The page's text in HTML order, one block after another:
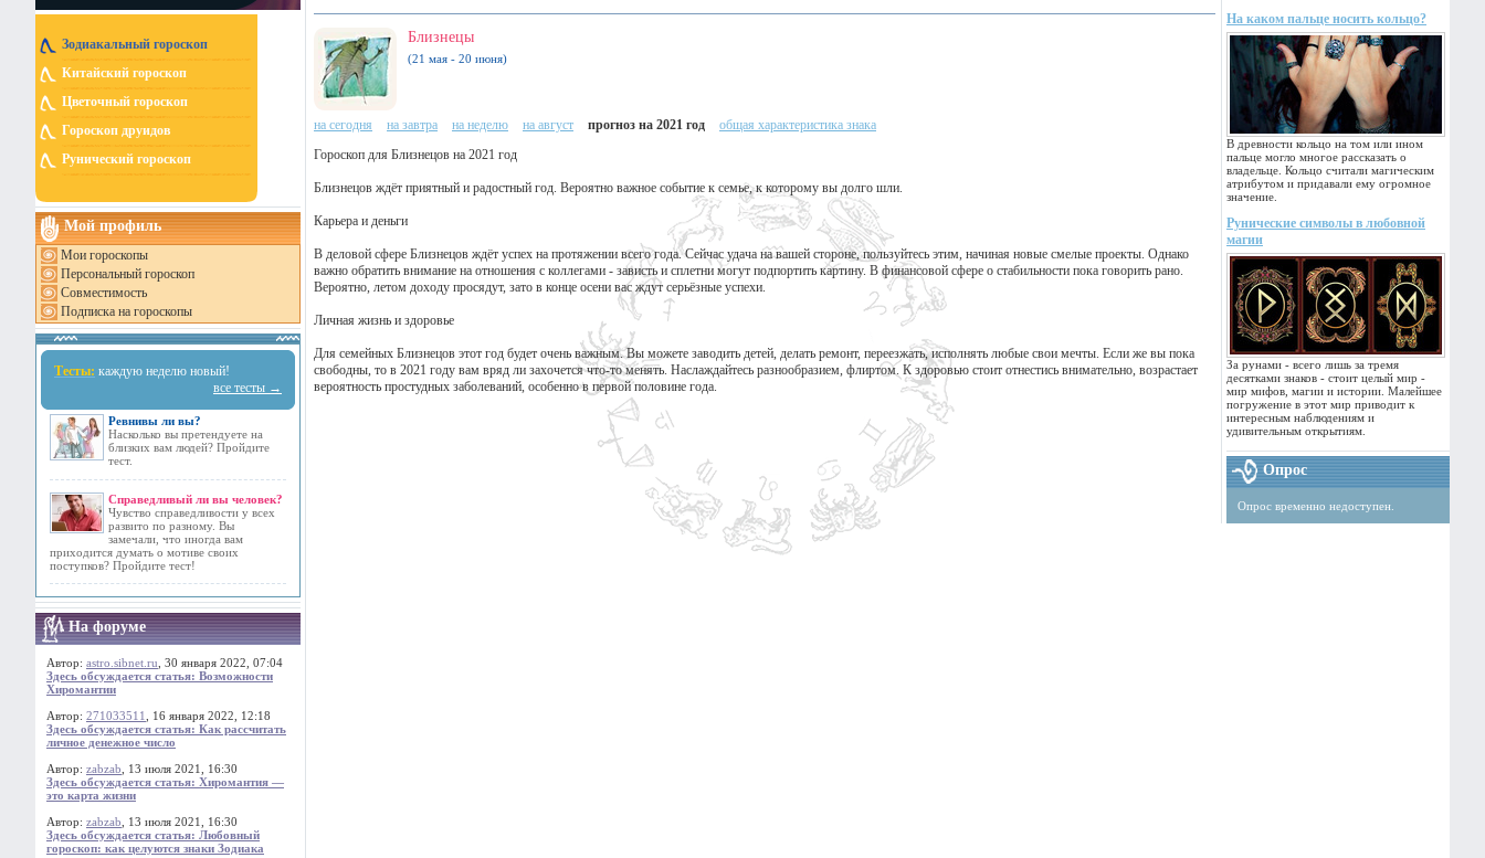
Зодиакальный гороскоп
Китайский гороскоп
Цветочный гороскоп
Гороскоп друидов
Рунический гороскоп
Мой профиль
Мои гороскопы
Персональный гороскоп
Совместимость
Подписка на гороскопы
Тесты: каждую неделю новый!
все тесты →
Ревнивы ли вы?
Насколько вы претендуете на
близких вам людей? Пройдите
тест.
Справедливый ли вы человек?
Чувство справедливости у всех
развито по разному. Вы
замечали, что иногда вам
приходится думать о мотиве своих
поступков? Пройдите тест!
На форуме
Автор: astro.sibnet.ru , 30 января 2022, 07:04
Здесь обсуждается статья: Возможности
Хиромантии
Автор: 271033511
, 16 января 2022, 12:18
Здесь обсуждается статья: Как рассчитать
личное денежное число
Автор: zabzab , 13 июля 2021, 16:30
Здесь обсуждается статья: Хиромантия —
это карта жизни
Автор: zabzab , 13 июля 2021, 16:30
Здесь обсуждается статья: Любовный
гороскоп: как целуются знаки Зодиака
На каком пальце носить кольцо?
В древности кольцо на том или ином
пальце могло многое рассказать о
владельце. Кольцо считали магическим
атрибутом и придавали ему огромное
значение.
Рунические символы в любовной
магии
За рунами - всего лишь за тремя
десятками знаков - стоит целый мир -
мир мифов, магии и истории. Малейшее
погружение в этот мир приводит к
интересным наблюдениям и
удивительным открытиям.
Опрос
Опрос временно недоступен.
Близнецы
(21 мая - 20 июня)
на сегодня на завтра на неделю на август прогноз на 2021 год
общая характеристика знака
Гороскоп для Близнецов на 2021 год
Близнецов ждёт приятный и радостный год. Вероятно важное событие к семье, к которому вы долго шли.
Карьера и деньги
В деловой сфере Близнецов ждёт успех на протяжении всего года. Сейчас удача на вашей стороне, пользуйтесь этим, начиная новые смелые проекты. Однако
важно обратить внимание на отношения с коллегами - зависть и сплетни могут подпортить картину. В финансовой сфере о стабильности пока говорить рано.
Вероятно, летом доходу просядут, зато в конце осени вас ждут серьёзные успехи.
Личная жизнь и здоровье
Для семейных Близнецов этот год будет очень важным. Вы можете заводить детей, делать ремонт, переезжать, исполнять любые свои мечты. Если же вы пока
свободны, то в 2021 году вам вряд ли захочется что-то менять. Наслаждайтесь разнообразием, флиртом. К здоровью стоит отнестись внимательно, возрастает
вероятность простудных заболеваний, особенно в первой половине года.